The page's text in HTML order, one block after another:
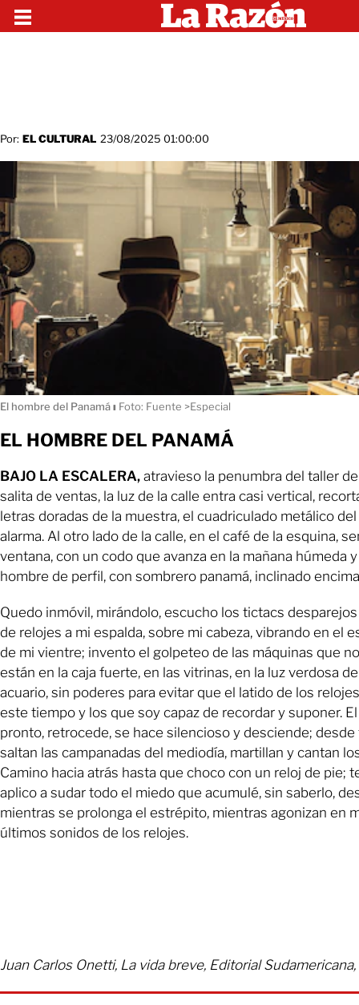
Por: EL CULTURAL 23/08/2025 01:00:00
El hombre del Panamáı Foto: Fuente >Especial
EL HOMBRE DEL PANAMÁ
BAJO LA ESCALERA, atravieso la penumbra del taller
salita de ventas, la luz de la calle entra casi vertical,
letras doradas de la muestra, el cuadriculado metálico
alarma. Al otro lado de la calle, en el café de la esquina,
ventana, con un codo que avanza en la mañana húmeda
hombre de perfil, con sombrero panamá, inclinado
Quedo inmóvil, mirándolo, escucho los tictacs
de relojes a mi espalda, sobre mi cabeza, vibrando en el
de mi vientre; invento el golpeteo de las máquinas que
están en la caja fuerte, en las vitrinas, en la luz verdosa
acuario, sin poderes para evitar que el latido de los
este tiempo y los que soy capaz de recordar y suponer.
pronto, retrocede, se hace silencioso y desciende;
saltan las campanadas del mediodía, martillan y cantan
Camino hacia atrás hasta que choco con un reloj de pie;
aplico a sudar todo el miedo que acumulé, sin saberlo,
mientras se prolonga el estrépito, mientras agonizan en
últimos sonidos de los relojes.
Juan Carlos Onetti, La vida breve, Editorial